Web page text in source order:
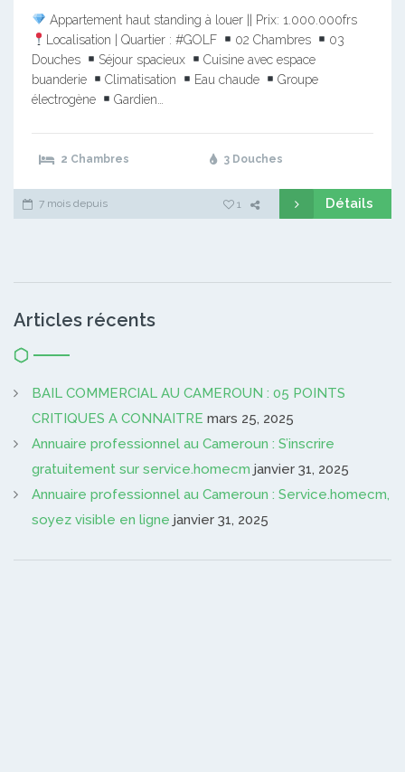
Appartement haut standing à louer || Prix: 1.000.000frs
Localisation | Quartier : #GOLF
02 Chambres
03
Douches
Séjour spacieux
Cuisine avec espace
buanderie
Climatisation Eau chaude
Groupe
électrogène
Gardien…
2 Chambres 3 Douches
7 mois depuis 1 Détails
Articles récents
BAIL COMMERCIAL AU CAMEROUN : 05 POINTS
CRITIQUES A CONNAITRE mars 25, 2025
Annuaire professionnel au Cameroun : S’inscrire
gratuitement sur service.homecm janvier 31, 2025
Annuaire professionnel au Cameroun : Service.homecm,
soyez visible en ligne janvier 31, 2025